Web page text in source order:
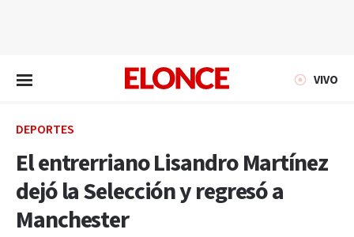
VIVO
DEPORTES
El entrerriano Lisandro Martínez
dejó la Selección y regresó a
Manchester